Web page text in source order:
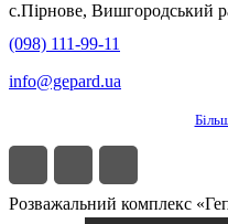
с.Пірнове, Вишгородський
(098) 111-99-11
info@gepard.ua
Розважальний комплекс